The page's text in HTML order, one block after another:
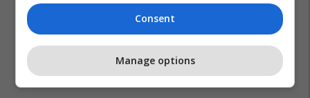
Reklamo këtu
Consent
Manage options